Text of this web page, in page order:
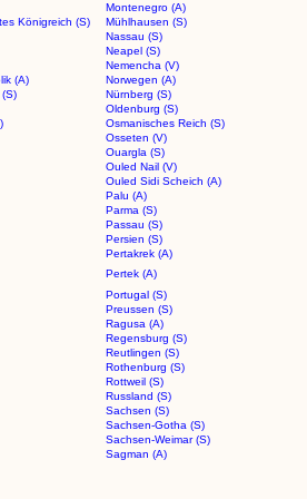
Montenegro (A)
Königreich (S)
Mühlhausen (S)
Nassau (S)
Neapel (S)
Nemencha (V)
(A)
Norwegen (A)
Nürnberg (S)
Oldenburg (S)
Osmanisches Reich (S)
Osseten (V)
Ouargla (S)
Ouled Nail (V)
Ouled Sidi Scheich (A)
Palu (A)
Parma (S)
Passau (S)
Persien (S)
Pertakrek (A)
Pertek (A)
Portugal (S)
Preussen (S)
Ragusa (A)
Regensburg (S)
Reutlingen (S)
Rothenburg (S)
Rottweil (S)
Russland (S)
Sachsen (S)
Sachsen-Gotha (S)
Sachsen-Weimar (S)
Sagman (A)